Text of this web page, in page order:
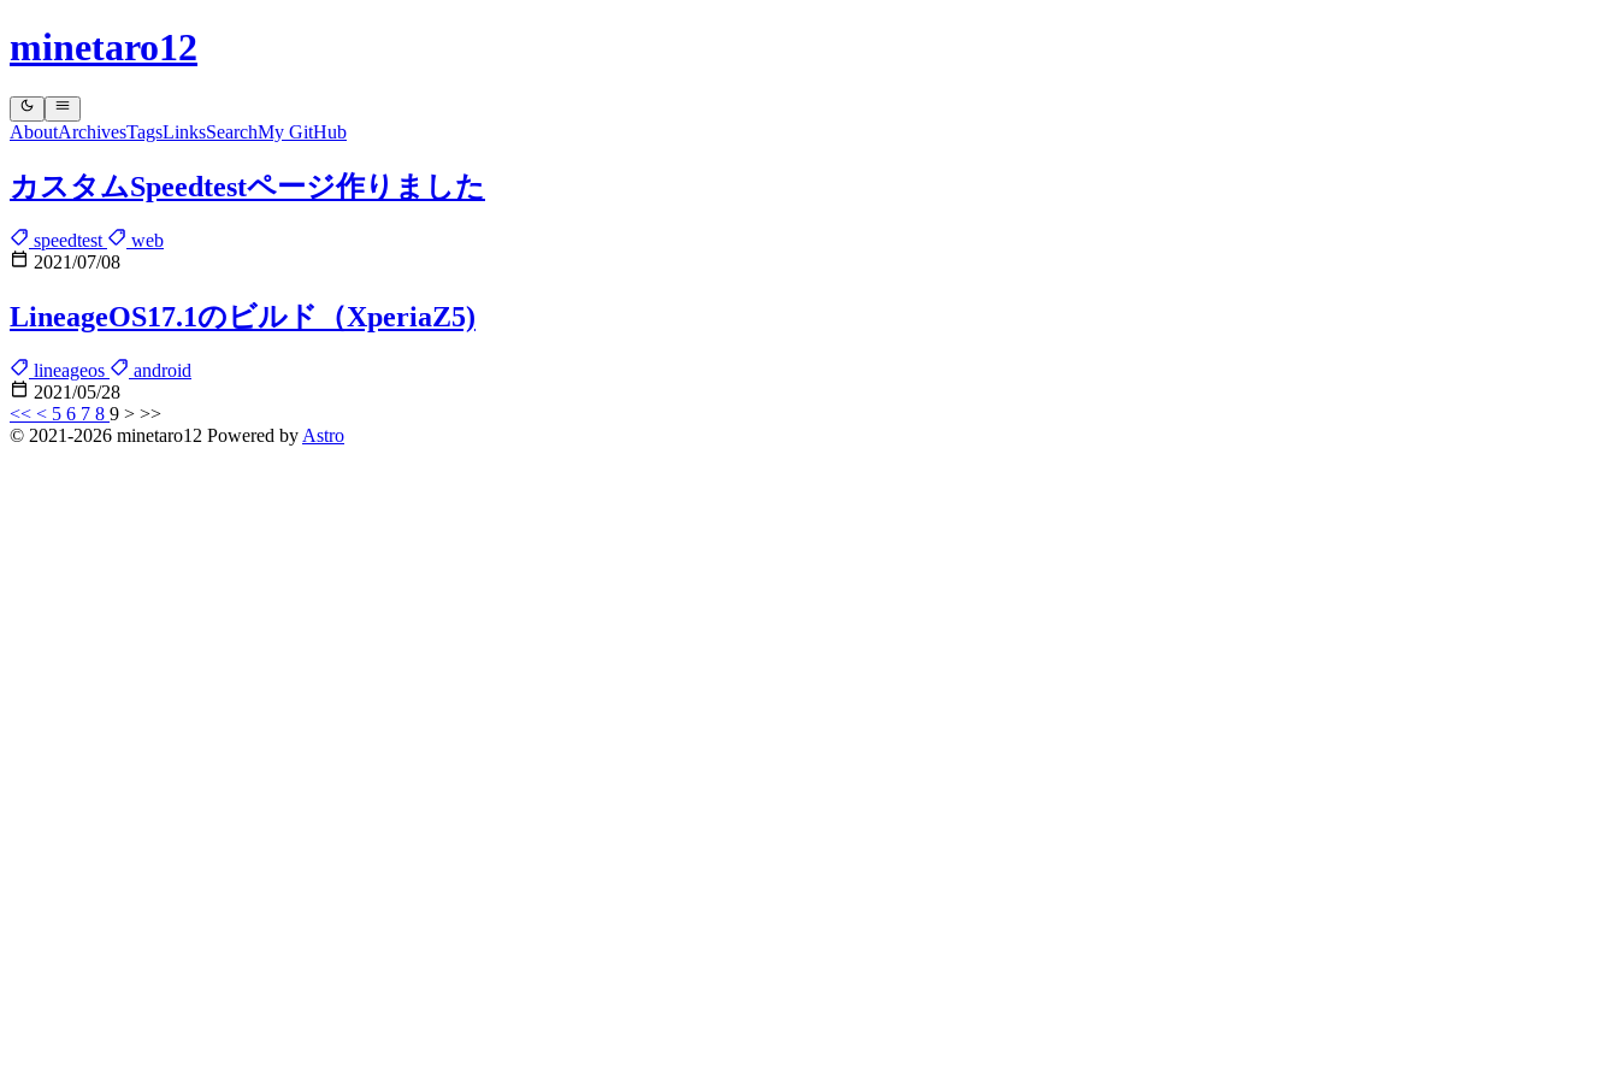
minetaro12
AboutArchivesTagsLinksSearchMy GitHub
カスタムSpeedtestページ作りました
speedtest
web
2021/07/08
LineageOS17.1のビルド（XperiaZ5)
lineageos
android
2021/05/28
<< < 5 6 7 8 9 > >>
© 2021-2026 minetaro12 Powered by Astro